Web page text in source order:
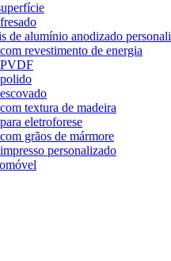
de alumínio anodizado
revestimento de energia
textura de madeira
eletroforese
grãos de mármore
personalizado